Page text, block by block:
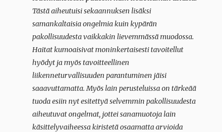
Tästä aiheutuisi sekaannuksen lisäksi
samankaltaisia ongelmia kuin kypärän
pakollisuudesta vaikkakin lievemmässä muodossa.
Haitat kumoaisivat moninkertaisesti tavoitellut
hyödyt ja myös tavoitteellinen
liikenneturvallisuuden parantuminen jäisi
saaavuttamatta. Myös lain perusteluissa on tärkeää
tuoda esiin nyt esitettyä selvemmin pakollisuudesta
aiheutuvat ongelmat, jottei sanamuotoja lain
käsittelyvaiheessa kiristetä osaamatta arvioida